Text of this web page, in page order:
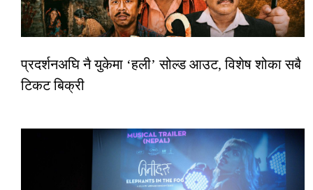
प्रदर्शनअघि नै युकेमा ‘हली’ सोल्ड आउट, विशेष शोका सबै
टिकट बिक्री